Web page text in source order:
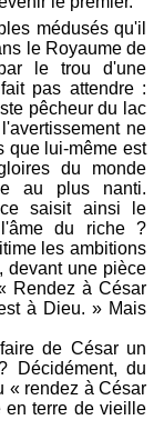
médusés qu'il
le Royaume de
le trou d'une
pas attendre :
pêcheur du lac
ne
que lui-même est
du monde
au plus nanti.
saisit ainsi le
du riche ?
les ambitions
devant une pièce
Rendez à César
à Dieu. » Mais
de César un
Décidément, du
« rendez à César
en terre de vieille